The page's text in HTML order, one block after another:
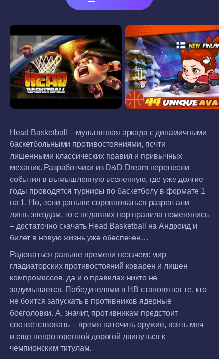
Head Basketball – мультяшная аркада с динамичными
баскетбольными противостояниями, почти
лишенными классических правил и привычных
механик. Разработчики из D&D Dream перенесли
события в вымышленную вселенную, где уже долгие
годы проводятся турниры по баскетболу в формате 1
на 1. Но, если раньше соревноваться разрешали
лишь звездам, то с недавних пор правила поменялись
– достаточно скачать Head Basketball на Андроид и
билет в новую жизнь уже обеспечен…
Радоваться раньше времени незачем: мир
гладиаторских противостояний коварен и лишен
компромиссов, да и о правилах никто не
задумывается. Победителями в HB становятся те, кто
не боится запускать в противников ядерные
боеголовки. А, значит, противникам предстоит
соответствовать – время наточить оружие, взять мяч
и еще непроторенной дорогой двинуться к
чемпионским титулам.